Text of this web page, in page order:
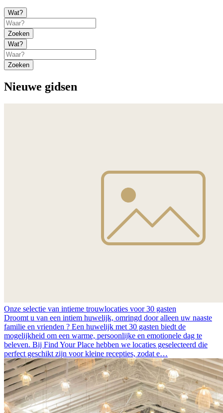
Wat?
Zoeken
Wat?
Zoeken
Nieuwe gidsen
Onze selectie van intieme trouwlocaties voor 30 gasten
Droomt u van een intiem huwelijk, omringd door alleen uw naaste
familie en vrienden ? Een huwelijk met 30 gasten biedt de
mogelijkheid om een warme, persoonlijke en emotionele dag te
beleven. Bij Find Your Place hebben we locaties geselecteerd die
perfect geschikt zijn voor kleine recepties, zodat e…